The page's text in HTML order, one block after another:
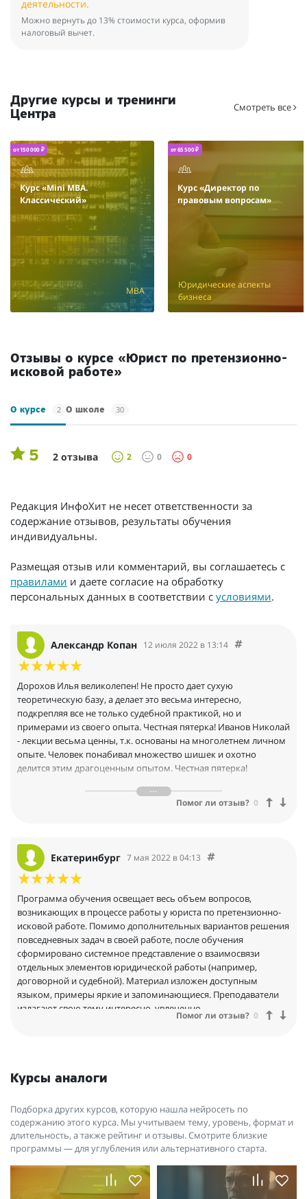
деятельности.
Можно вернуть до 13% стоимости курса, оформив
налоговый вычет.
Другие курсы и тренинги
Центра
Смотреть все
от 150 000 ₽
Курс «Mini MBA.
Классический»
MBA
от 65 500 ₽
Курс «Директор по
правовым вопросам»
Юридические аспекты
бизнеса
Отзывы о курсе «Юрист по претензионно-
исковой работе»
О курсе 2 О школе 30
5 2 отзыва 2 0 0
Редакция ИнфоХит не несет ответственности за
содержание отзывов, результаты обучения
индивидуальны.
Размещая отзыв или комментарий, вы соглашаетесь с
правилами и даете согласие на обработку
персональных данных в соответствии с условиями.
Александр Копан 12 июля 2022 в 13:14
Дорохов Илья великолепен! Не просто дает сухую
теоретическую базу, а делает это весьма интересно,
подкрепляя все не только судебной практикой, но и
примерами из своего опыта. Честная пятерка! Иванов Николай
- лекции весьма ценны, т.к. основаны на многолетнем личном
опыте. Человек понабивал множество шишек и охотно
делится этим драгоценным опытом. Честная пятерка!
Доступное изложение, есть ощущение огромного багажа за
плечами. Честная пятерка! Голощапов А.М. - наличие знаний и
лекциями, чтобы разнобоя не было. Где-то лекторы
использовали презентации, которых в раздатках не было.
Платформа работает отлично. В целом все хорошо
Помог ли отзыв? 0
Екатеринбург 7 мая 2022 в 04:13
Программа обучения освещает весь объем вопросов,
возникающих в процессе работы у юриста по претензионно-
исковой работе. Помимо дополнительных вариантов решения
повседневных задач в своей работе, после обучения
сформировано системное представление о взаимосвязи
отдельных элементов юридической работы (например,
договорной и судебной). Материал изложен доступным
языком, примеры яркие и запоминающиеся. Преподаватели
излагают свою тему интересно, увлеченно.
Помог ли отзыв? 0
Курсы аналоги
Подборка других курсов, которую нашла нейросеть по
содержанию этого курса. Мы учитываем тему, уровень, формат и
длительность, а также рейтинг и отзывы. Смотрите близкие
программы — для углубления или альтернативного старта.